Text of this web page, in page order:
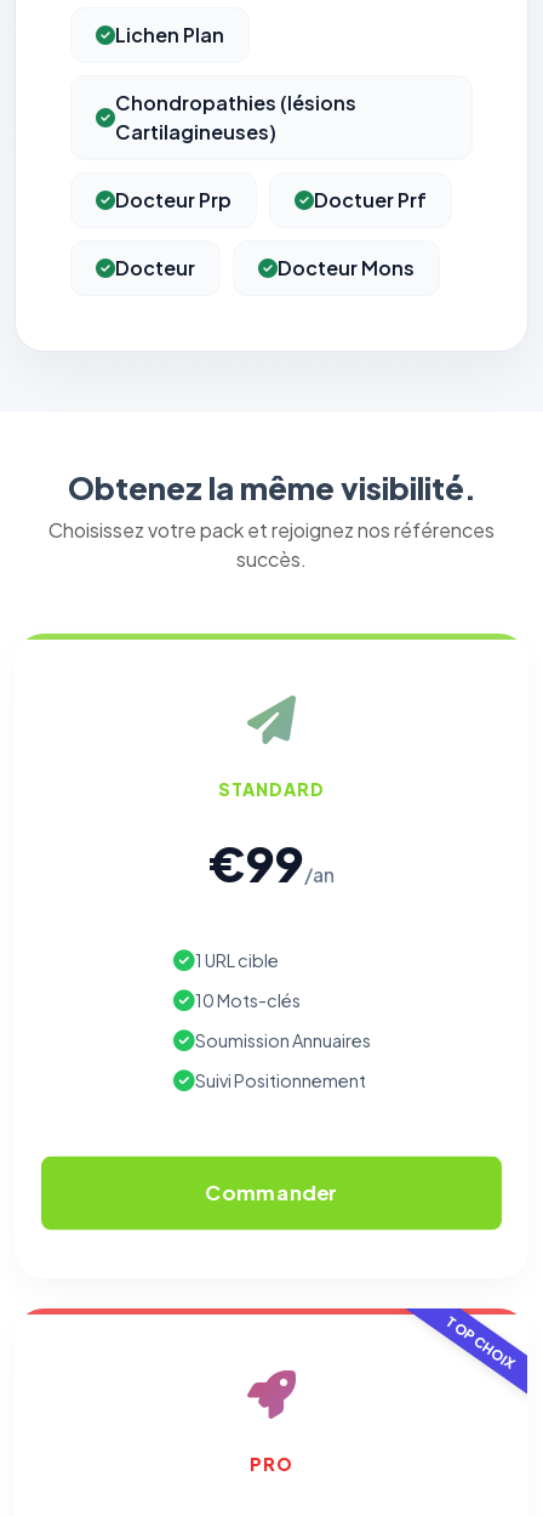
Lichen Plan
Chondropathies (lésions
Cartilagineuses)
Docteur Prp Doctuer Prf
Docteur Docteur Mons
Obtenez la même visibilité.
Choisissez votre pack et rejoignez nos références
succès.
STANDARD
€99/an
1 URL cible
10 Mots-clés
Soumission Annuaires
Suivi Positionnement
Commander
TOP CHOIX
PRO